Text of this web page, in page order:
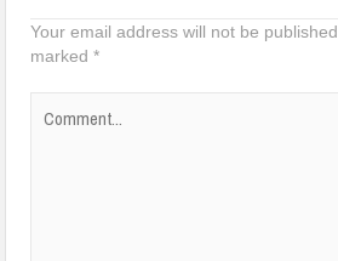
Your email address will not be published.
marked*